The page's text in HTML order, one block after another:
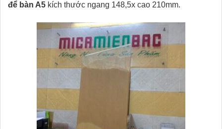
để bàn A5 kích thước ngang 148,5x cao 210mm.